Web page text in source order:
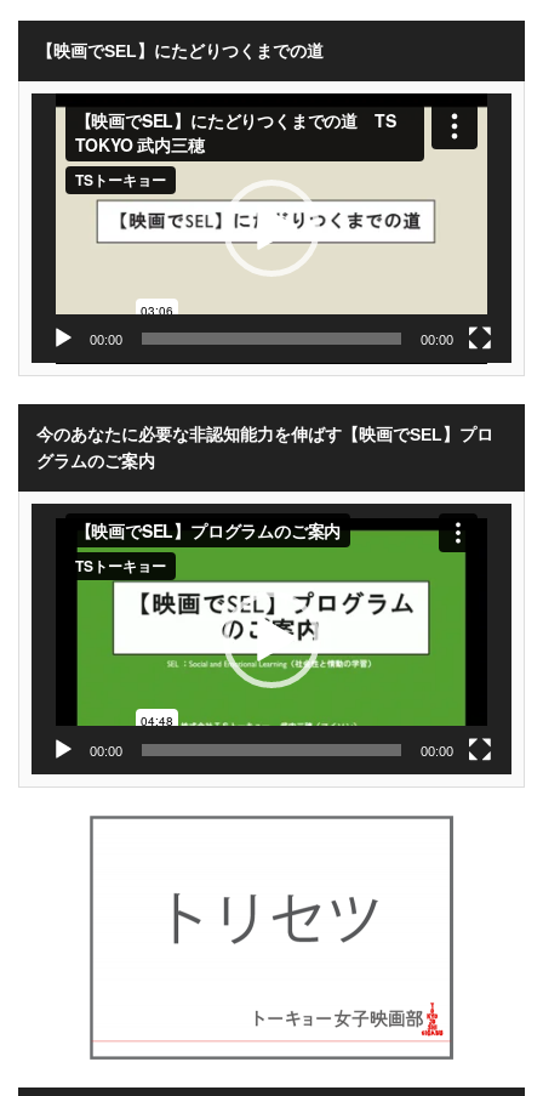
【映画でSEL】にたどりつくまでの道
動
00:00 00:00
今のあなたに必要な非認知能力を伸ばす【映画でSEL】プロ
グラムのご案内
00:00 00:00